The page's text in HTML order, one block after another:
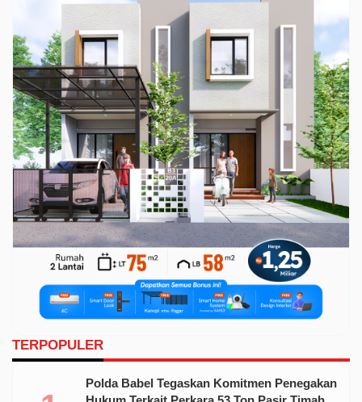
TERPOPULER
Polda Babel Tegaskan Komitmen Penegakan